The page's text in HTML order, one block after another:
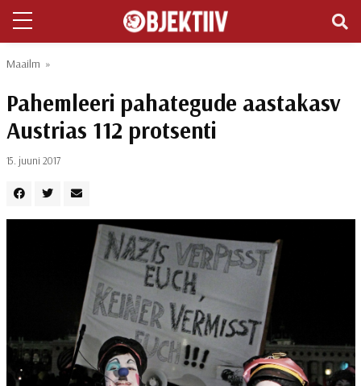
Maailm »
Pahemleeri pahategude aastakasv
Austrias 112 protsenti
15. juuni 2017